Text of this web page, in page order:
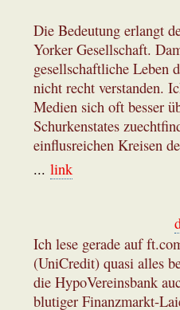
Die Bedeutung erlangt
Yorker Gesellschaft.
gesellschaftliche Leben
nicht recht verstanden.
Medien sich oft besser
Schurkenstates
einflusreichen Kreisen
... link
Ich lese gerade auf
(UniCredit) quasi alles
die HypoVereinsbank
blutiger Finanzmarkt-